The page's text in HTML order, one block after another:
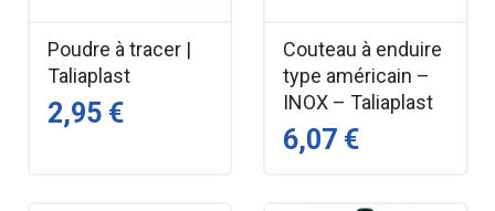
Poudre à tracer |
Taliaplast
2,95 €
Couteau à enduire
type américain –
INOX – Taliaplast
6,07 €